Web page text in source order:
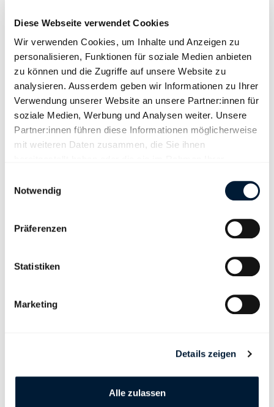
Diese Webseite verwendet Cookies
Wir verwenden Cookies, um Inhalte und Anzeigen zu
personalisieren, Funktionen für soziale Medien anbieten
zu können und die Zugriffe auf unsere Website zu
analysieren. Ausserdem geben wir Informationen zu Ihrer
Verwendung unserer Website an unsere Partner:innen für
soziale Medien, Werbung und Analysen weiter. Unsere
Partner:innen führen diese Informationen möglicherweise
mit weiteren Daten zusammen, die Sie ihnen
Notwendig
Präferenzen
Statistiken
Marketing
Details zeigen
Alle zulassen
zusätzlich unter Druck.
Wie geht es nun weiter? Die Schweiz kann sich nun in aller Ruhe
mit dem Vertragspaket der Bilateralen III befassen und
voraussichtlich 2028 darüber abstimmen. Der Kaufmännische
Verband Schweiz wird sich auch weiterhin für eine starke Schweiz
in Europa und faire Arbeitsbedingungen für alle Berufsleute
einsetzen.
Kontakte
Politik